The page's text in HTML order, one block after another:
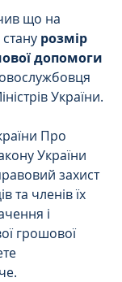
що на
розмір
допомоги
України.
Про
України
захист
та членів їх
і
грошової